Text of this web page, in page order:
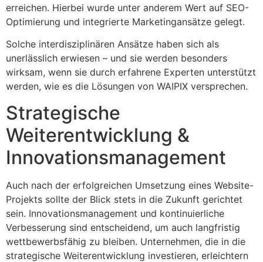
erreichen. Hierbei wurde unter anderem Wert auf SEO-
Optimierung und integrierte Marketingansätze gelegt.
Solche interdisziplinären Ansätze haben sich als
unerlässlich erwiesen – und sie werden besonders
wirksam, wenn sie durch erfahrene Experten unterstützt
werden, wie es die Lösungen von WAIPIX versprechen.
Strategische
Weiterentwicklung &
Innovationsmanagement
Auch nach der erfolgreichen Umsetzung eines Website-
Projekts sollte der Blick stets in die Zukunft gerichtet
sein. Innovationsmanagement und kontinuierliche
Verbesserung sind entscheidend, um auch langfristig
wettbewerbsfähig zu bleiben. Unternehmen, die in die
strategische Weiterentwicklung investieren, erleichtern